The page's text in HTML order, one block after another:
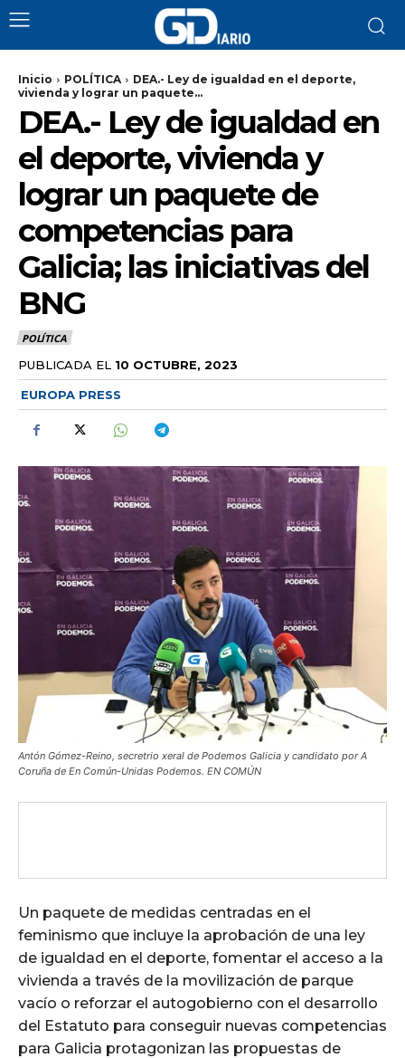
Inicio POLÍTICA
DEA.- Ley de igualdad en el deporte,
vivienda y lograr un paquete...
DEA.- Ley de igualdad en
el deporte, vivienda y
lograr un paquete de
competencias para
Galicia; las iniciativas del
BNG
POLÍTICA
PUBLICADA EL 10 OCTUBRE, 2023
EUROPA PRESS
Antón Gómez-Reino, secretrio xeral de Podemos Galicia y candidato por A
Coruña de En Común-Unidas Podemos. EN COMÚN
Un paquete de medidas centradas en el
feminismo que incluye la aprobación de una ley
de igualdad en el deporte, fomentar el acceso a la
vivienda a través de la movilización de parque
vacío o reforzar el autogobierno con el desarrollo
del Estatuto para conseguir nuevas competencias
para Galicia protagonizan las propuestas de